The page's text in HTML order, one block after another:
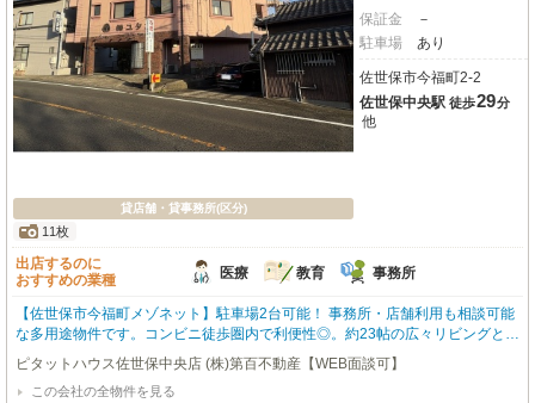
貸店舗・貸事務所(区分)
11枚
保証金
－
駐車場
あり
佐世保市今福町2-2
佐世保中央駅 徒歩29分
他
出店するのに
おすすめの業種
医療 教育 事務所
【佐世保市今福町メゾネット】駐車場2台可能！ 事務所・店舗利用も相談可能
な多用途物件です。コンビニ徒歩圏内で利便性◎。約23帖の広々リビングとカ
ウンターキッチンで開放感のある住空間。1階を住居、2階を駐車場や店舗スペ
ースとして利用するなど、住まいと仕事を両立できる使い方もおすすめです。
ピタットハウス佐世保中央店 (株)第百不動産【WEB面談可】
この会社の全物件を見る